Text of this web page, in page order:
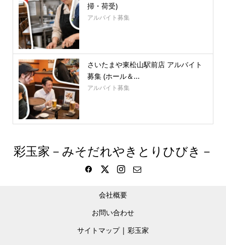
掃・荷受)
アルバイト募集
さいたまや東松山駅前店 アルバイト
募集 (ホール＆...
アルバイト募集
彩玉家－みそだれやきとりひびき－
会社概要
お問い合わせ
サイトマップ | 彩玉家